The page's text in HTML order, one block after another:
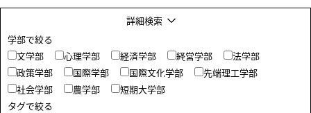
詳細検索
学部で絞る
文学部
心理学部 経済学部 経営学部
法学部
政策学部
国際学部 国際文化学部
先端理工学部
社会学部
農学部
短期大学部
タグで絞る